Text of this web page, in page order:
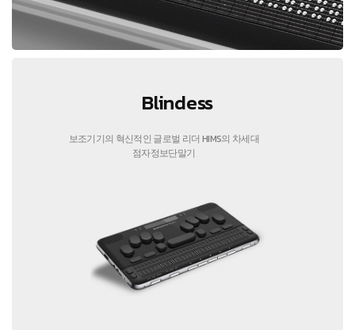
Blindess
보조기기의 혁신적인 글로벌 리더 HIMS의 차세대
점자정보단말기